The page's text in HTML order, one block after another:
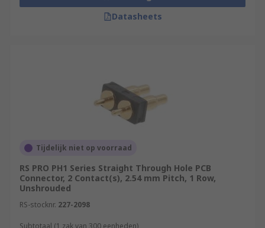
Datasheets
Tijdelijk niet op voorraad
RS PRO PH1 Series Straight Through Hole PCB
Connector, 2 Contact(s), 2.54 mm Pitch, 1 Row,
Unshrouded
RS-stocknr. 227-2098
Subtotaal (1 zak van 300 eenheden)